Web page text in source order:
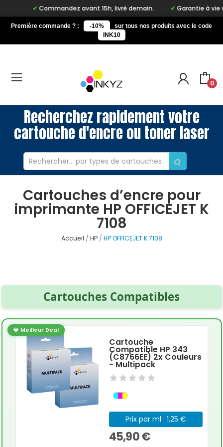
Commandez avant 15h, livré demain. Garantie à vie sur
Première commande ? : -10%
sur tous nos produits avec le code
INK10
0
Recherchez rapidement votre
cartouche d'encre ou toner laser
Cartouches d’encre pour
imprimante HP OFFICEJET K
7108
Accueil HP HP OFFICEJET K 7108
Cartouches Compatibles
💎 Meilleur Deal
Cartouche
Compatible HP 343
(C8766EE) 2x Couleurs
- Multipack
Prix par ml : 1.25 €
45,90 €